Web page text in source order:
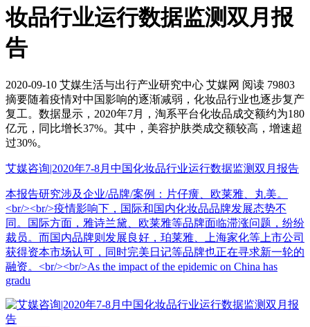
妆品行业运行数据监测双月报
告
2020-09-10 艾媒生活与出行产业研究中心 艾媒网 阅读 79803
摘要随着疫情对中国影响的逐渐减弱，化妆品行业也逐步复产
复工。数据显示，2020年7月，淘系平台化妆品成交额约为180
亿元，同比增长37%。其中，美容护肤类成交额较高，增速超
过30%。
艾媒咨询|2020年7-8月中国化妆品行业运行数据监测双月报告
本报告研究涉及企业/品牌/案例：片仔癀、欧莱雅、丸美。
<br/><br/>疫情影响下，国际和国内化妆品品牌发展态势不
同。国际方面，雅诗兰黛、欧莱雅等品牌面临滞涨问题，纷纷
裁员。而国内品牌则发展良好，珀莱雅、上海家化等上市公司
获得资本市场认可，同时完美日记等品牌也正在寻求新一轮的
融资。<br/><br/>As the impact of the epidemic on China has
gradu